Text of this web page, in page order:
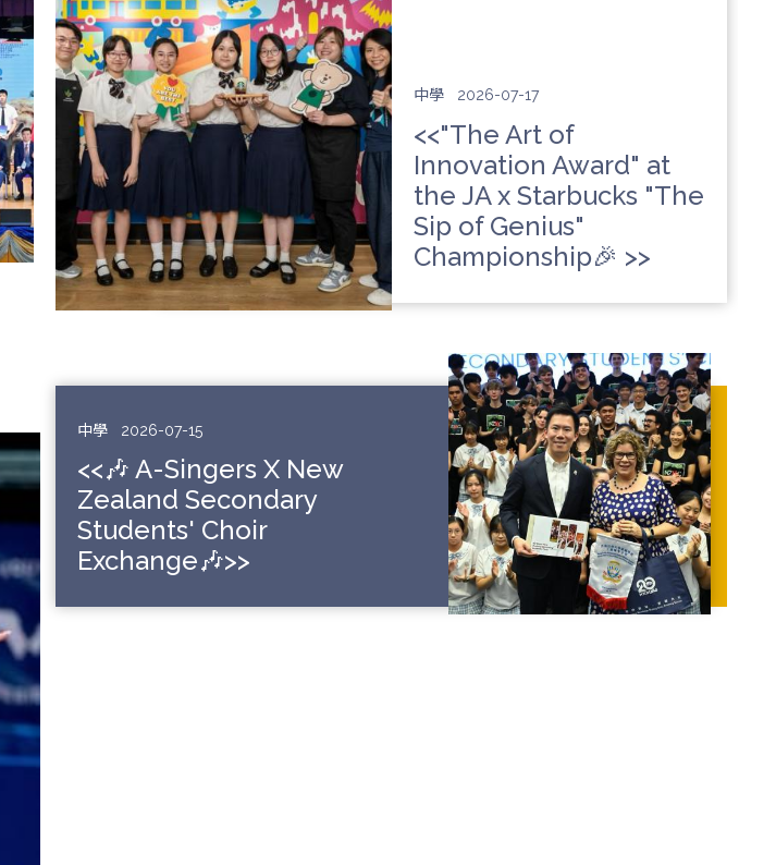
中學 2026-07-17
<<"The Art of
Innovation Award" at
the JA x Starbucks "The
Sip of Genius"
Championship🎉 >>
中學 2026-07-15
<<🎶 A-Singers X New
Zealand Secondary
Students' Choir
Exchange🎶>>